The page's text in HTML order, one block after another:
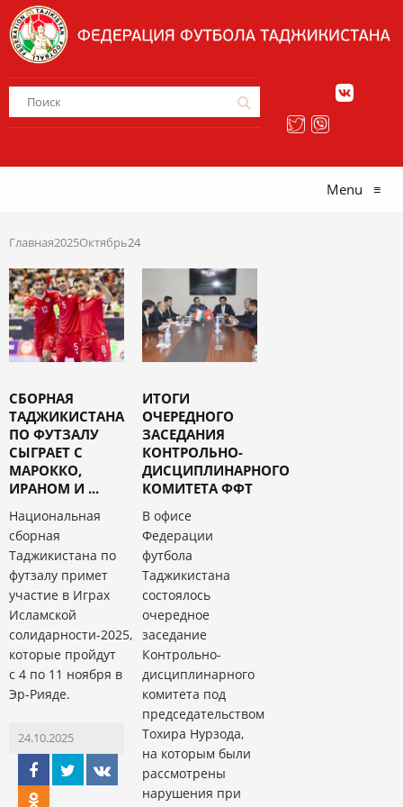
Menu ≡
Главная2025Октябрь24
СБОРНАЯ
ТАДЖИКИСТАНА
ПО ФУТЗАЛУ
СЫГРАЕТ С
МАРОККО,
ИРАНОМ И ...
Национальная
сборная
Таджикистана по
футзалу примет
участие в Играх
Исламской
солидарности-2025,
которые пройдут
с 4 по 11 ноября в
Эр-Рияде.
24.10.2025
ИТОГИ
ОЧЕРЕДНОГО
ЗАСЕДАНИЯ
КОНТРОЛЬНО-
ДИСЦИПЛИНАРНОГО
КОМИТЕТА ФФТ
В офисе
Федерации
футбола
Таджикистана
состоялось
очередное
заседание
Контрольно-
дисциплинарного
комитета под
председательством
Тохира Нурзода,
на которым были
рассмотрены
нарушения при